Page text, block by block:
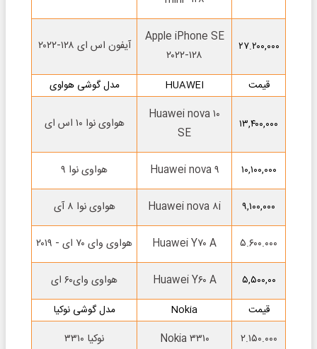
۲۷.۲۰۰,۰۰۰
Apple iPhone SE
۲۰۲۲-۱۲۸
آیفون اس ای ۱۲۸-۲۰۲۲
قیمت HUAWEI مدل گوشی هواوی
۱۳,۴۰۰,۰۰۰
Huawei nova ۱۰
SE
هواوی نوا ۱۰ اس ای
۱۰,۱۰۰,۰۰۰ Huawei nova ۹ هواوی نوا ۹
۹,۱۰۰,۰۰۰ Huawei nova ۸i هواوی نوا ۸ آی
۵.۶۰۰.۰۰۰ Huawei Y۷۰ A هواوی وای ۷۰ ای - ۲۰۱۹
۵,۵۰۰,۰۰ Huawei Y۶۰ A هواوی وای۶۰ ای
قیمت Nokia مدل گوشی نوکیا
۲.۱۵۰.۰۰۰ Nokia ۳۳۱۰ نوکیا ۳۳۱۰